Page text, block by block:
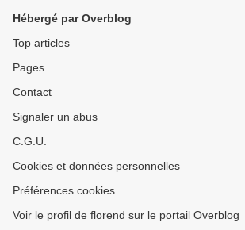
Hébergé par Overblog
Top articles
Pages
Contact
Signaler un abus
C.G.U.
Cookies et données personnelles
Préférences cookies
Voir le profil de florend sur le portail Overblog